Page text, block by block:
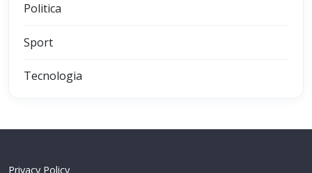
Politica
Sport
Tecnologia
Privacy Policy